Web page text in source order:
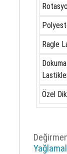
Ragle
Özel